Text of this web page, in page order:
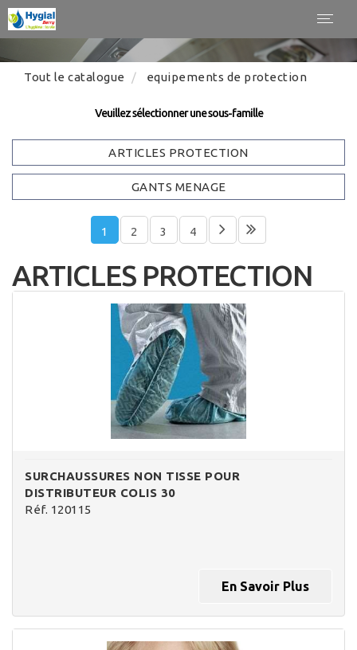
Tout le catalogue equipements de protection
Veuillez sélectionner une sous-famille
ARTICLES PROTECTION
GANTS MENAGE
1 2 3 4
ARTICLES PROTECTION
SURCHAUSSURES NON TISSE POUR
DISTRIBUTEUR COLIS 30
Réf. 120115
En Savoir Plus
Panneau de gestion des cookies